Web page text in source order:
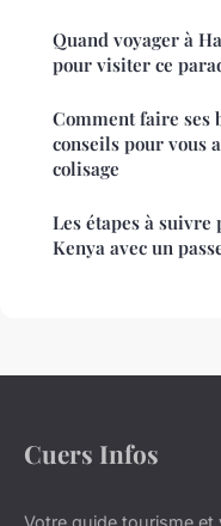
Quand voyager à
pour visiter ce
Comment faire ses
conseils pour vous
colisage
Les étapes à
Kenya avec un
Cuers Infos